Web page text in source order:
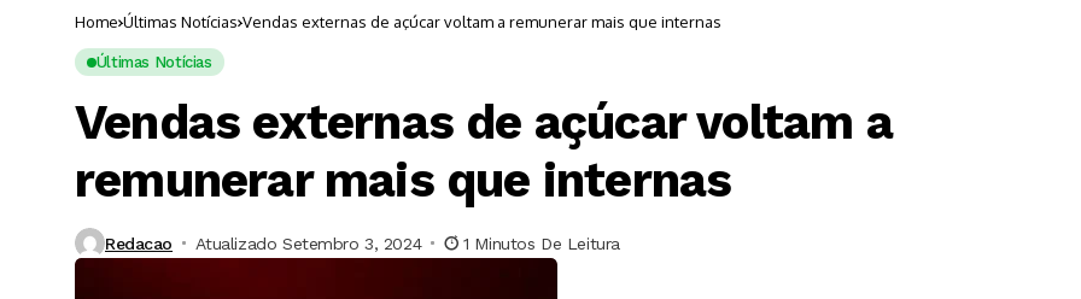
Home Últimas Notícias Vendas externas de açúcar voltam a remunerar mais que internas
Últimas Notícias
Vendas externas de açúcar voltam a
remunerar mais que internas
Redacao Atualizado Setembro 3, 2024 1 Minutos De Leitura